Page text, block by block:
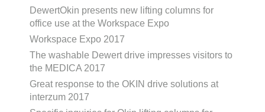
DewertOkin presents new lifting columns for
office use at the Workspace Expo
Workspace Expo 2017
The washable Dewert drive impresses visitors to
the MEDICA 2017
Great response to the OKIN drive solutions at
interzum 2017